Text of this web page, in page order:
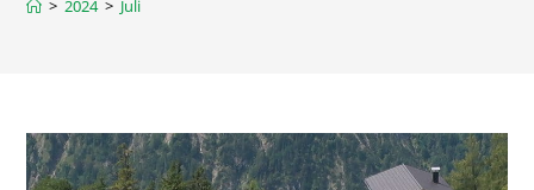
> 2024 > Juli